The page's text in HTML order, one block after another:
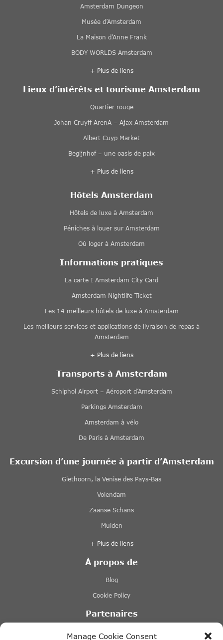
Manage Cookie Consent
Amsterdam Dungeon
Musée d’Amsterdam
La Maison d’Anne Frank
BODY WORLDS Amsterdam
+ Plus de liens
Lieux d’intérêts et tourisme Amsterdam
Quartier rouge
Johan Cruyff ArenA – Ajax Amsterdam
Albert Cuyp Market
Begijnhof – une oasis de paix
+ Plus de liens
Hôtels Amsterdam
Hôtels de luxe à Amsterdam
Péniches à louer sur Amsterdam
Où loger à Amsterdam
Informations pratiques
La carte I Amsterdam City Card
Amsterdam Nightlife Ticket
Les 14 meilleurs hôtels de luxe à Amsterdam
Les meilleurs services et applications de livraison de repas à
Amsterdam
+ Plus de liens
Transports à Amsterdam
Schiphol Airport – Aéroport d’Amsterdam
Parkings Amsterdam
Amsterdam à vélo
De Paris à Amsterdam
Excursion d’une journée à partir d’Amsterdam
Giethoorn, la Venise des Pays-Bas
Volendam
Zaanse Schans
Muiden
+ Plus de liens
À propos de
Blog
Cookie Policy
Partenaires
Lovers.nl